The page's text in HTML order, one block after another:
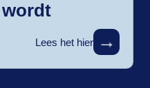
wordt
Lees het hier →